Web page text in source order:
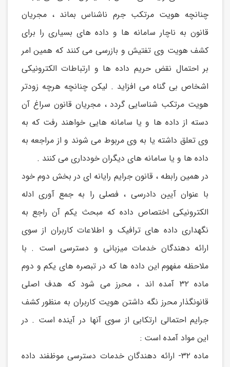
چنانچه هویت مرتکب جرم ناشناس بماند ، مجریان
قانون به ناچار سامانه ها و داده های بسیاری را برای
کشف هویت وی تفتیش و بازرسی می کنند که همین امر
بر احتمال نقض حریم داده ها و ارتباطات الکترونیکی
اشخاص بی گناه می افزاید . لیکن چنانچه هرچه زودتر
هویت مرتکب شناسایی گردد ، مجریان قانون سراغ آن
دسته از داده ها و یا سامانه هایی خواهند رفت که به
وی تعلق داشته یا به وی مربوط می شوند و از مراجعه به
داده ها و یا سامانه های دیگران خودداری می کنند .
در همین رابطه ، قانون جرایم رایانه ای در بخش دوم خود
با عنوان آیین دادرسی ، فصلی را به جمع آوری ادله
الکترونیکی اختصاص داده که مبحث یکم آن راجع به
نگهداری داده های ترافیک و اطلاعات کاربران از سوی
ارائه دهندگان خدمات میزبانی و دسترسی است . با
ملاحظه مفهوم این داده ها که در تبصره های یکم و دوم
ماده ۳۲ آمده اند ، محرز می شود که هدف اصلی
قانونگذار محرز نگه داشتن هویت کاربران به منظور کشف
جرایم احتمالی ارتکابی از سوی آنها در آینده است . در
این مواد آمده است :
ماده ۳۲- ارائه دهندگان خدمات دسترسی موظفند داده